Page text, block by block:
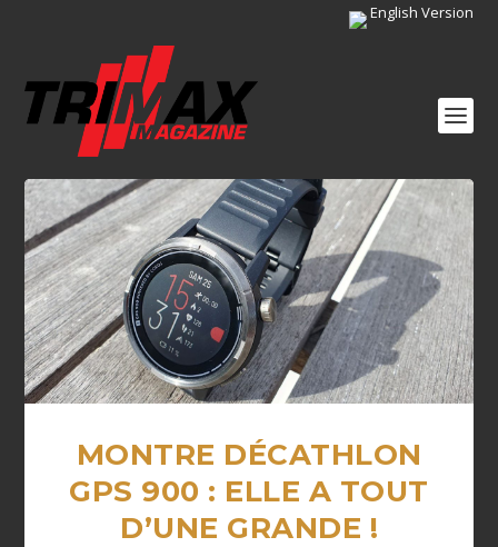
English Version
MONTRE DÉCATHLON
GPS 900 : ELLE A TOUT
D’UNE GRANDE !